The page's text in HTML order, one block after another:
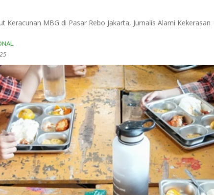
Keracunan MBG di Pasar Rebo Jakarta, Jurnalis Alami Kekerasan